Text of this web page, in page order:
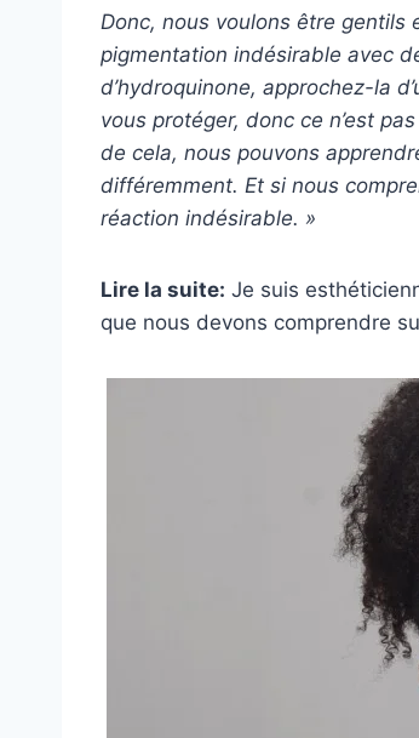
Donc, nous voulons être
pigmentation indésirable avec
d’hydroquinone, approchez-la
vous protéger, donc ce n’est
de cela, nous pouvons
différemment. Et si nous
réaction indésirable. »
Lire la suite: Je suis
que nous devons comprendre